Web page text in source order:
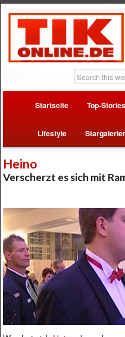
Startseite Top-Stories
Lifestyle
Heino
Verscherzt es sich mit